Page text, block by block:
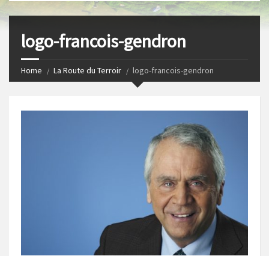
logo-francois-gendron
Home La Route du Terroir logo-francois-gendron